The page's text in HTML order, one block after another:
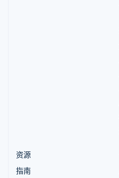
资源
指南